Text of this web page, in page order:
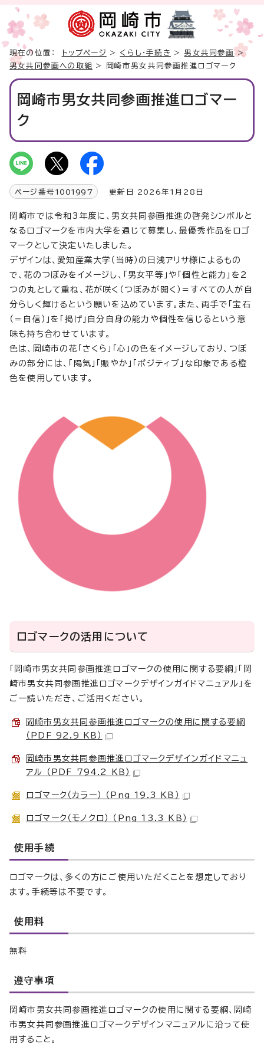
現在の位置： トップページ > くらし・手続き >男女共同参画>
男女共同参画への取組
> 岡崎市男女共同参画推進ロゴマーク
岡崎市男女共同参画推進ロゴマー
ク
ページ番号 1001997 更新日 2026年1月28日
岡崎市では令和3年度に、男女共同参画推進の啓発シンボルと
なるロゴマークを市内大学を通じて募集し、最優秀作品をロゴ
マークとして決定いたしました。
デザインは、愛知産業大学（当時）の日浅アリサ様によるもの
で、花のつぼみをイメージし、「男女平等」や「個性と能力」を2
つの丸として重ね、花が咲く（つぼみが開く）＝すべての人が自
分らしく輝けるという願いを込めています。また、両手で「宝石
（＝自信）」を「掲げ」自分自身の能力や個性を信じるという意
味も持ち合わせています。
色は、岡崎市の花「さくら」「心」の色をイメージしており、つぼ
みの部分には、「陽気」「賑やか」「ポジティブ」な印象である橙
色を使用しています。
ロゴマークの活用について
「岡崎市男女共同参画推進ロゴマークの使用に関する要綱」「岡
崎市男女共同参画推進ロゴマークデザインガイドマニュアル」を
ご一読いただき、ご活用ください。
岡崎市男女共同参画推進ロゴマークの使用に関する要綱
（PDF 92.9 KB）
岡崎市男女共同参画推進ロゴマークデザインガイドマニュ
アル （PDF 794.2 KB）
ロゴマーク（カラー） （Png 19.3 KB）
ロゴマーク（モノクロ） （Png 13.3 KB）
使用手続
ロゴマークは、多くの方にご使用いただくことを想定しており
ます。手続等は不要です。
使用料
無料
遵守事項
岡崎市男女共同参画推進ロゴマークの使用に関する要綱、岡崎
市男女共同参画推進ロゴマークデザインマニュアルに沿って使
用すること。